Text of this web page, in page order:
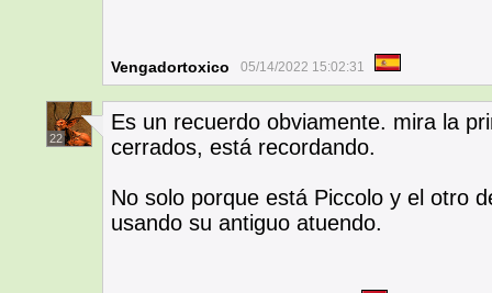
Vengadortoxico 05/14/2022 15:02:31
22
Es un recuerdo obviamente. mira la
cerrados, está recordando.
No solo porque está Piccolo y el otro
usando su antiguo atuendo.